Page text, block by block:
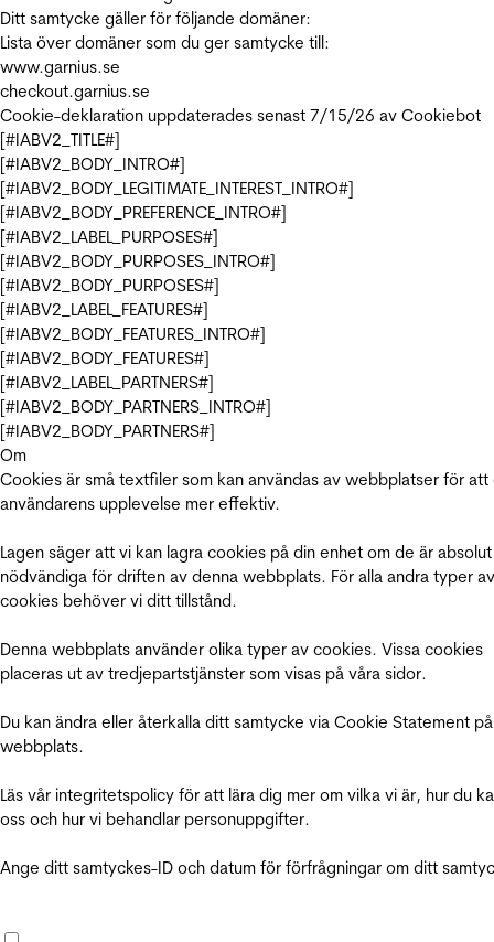
Ditt samtycke gäller för följande domäner:
Lista över domäner som du ger samtycke till:
www.garnius.se
checkout.garnius.se
Cookie-deklaration uppdaterades senast 7/15/26 av Cookiebot
[#IABV2_TITLE#]
[#IABV2_BODY_INTRO#]
[#IABV2_BODY_LEGITIMATE_INTEREST_INTRO#]
[#IABV2_BODY_PREFERENCE_INTRO#]
[#IABV2_LABEL_PURPOSES#]
[#IABV2_BODY_PURPOSES_INTRO#]
[#IABV2_BODY_PURPOSES#]
[#IABV2_LABEL_FEATURES#]
[#IABV2_BODY_FEATURES_INTRO#]
[#IABV2_BODY_FEATURES#]
[#IABV2_LABEL_PARTNERS#]
[#IABV2_BODY_PARTNERS_INTRO#]
[#IABV2_BODY_PARTNERS#]
Om
Cookies är små textfiler som kan användas av webbplatser för att
användarens upplevelse mer effektiv.
Lagen säger att vi kan lagra cookies på din enhet om de är absolut
nödvändiga för driften av denna webbplats. För alla andra typer av
cookies behöver vi ditt tillstånd.
Denna webbplats använder olika typer av cookies. Vissa cookies
placeras ut av tredjepartstjänster som visas på våra sidor.
Du kan ändra eller återkalla ditt samtycke via Cookie Statement
webbplats.
Läs vår integritetspolicy för att lära dig mer om vilka vi är, hur du
oss och hur vi behandlar personuppgifter.
Ange ditt samtyckes-ID och datum för förfrågningar om ditt